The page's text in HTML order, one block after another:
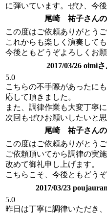
に弾いています。ぜひ、今
尾崎 祐子さん
この度はご依頼ありがとうご
これからも楽しく演奏して
今後ともどうぞよろしくお願
2017/03/26 oimi
5.0
こちらの不手際があったに
応して頂きました。
また、調律作業も大変丁寧
次回もぜひお願いしたいと思
尾崎 祐子さん
この度はご依頼ありがとうご
ご依頼頂いてから調律の実
改めて御礼申し上げます。
こちらこそ、今後ともどう
2017/03/23
5.0
昨日は丁寧に調律いただき